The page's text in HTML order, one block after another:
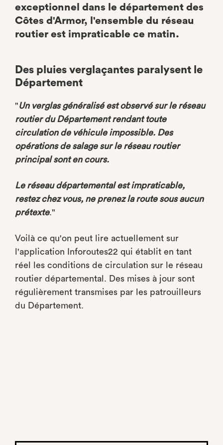
exceptionnel dans le département des
Côtes d'Armor, l'ensemble du réseau
routier est impraticable ce matin.
Des pluies verglaçantes paralysent le
Département
"Un verglas généralisé est observé sur le réseau
routier du Département rendant toute
circulation de véhicule impossible. Des
opérations de salage sur le réseau routier
principal sont en cours.
Le réseau départemental est impraticable,
restez chez vous, ne prenez la route sous aucun
prétexte."
Voilà ce qu'on peut lire actuellement sur
l'application Inforoutes22 qui établit en tant
réel les conditions de circulation sur le réseau
routier départemental. Des mises à jour sont
régulièrement transmises par les patrouilleurs
du Département.